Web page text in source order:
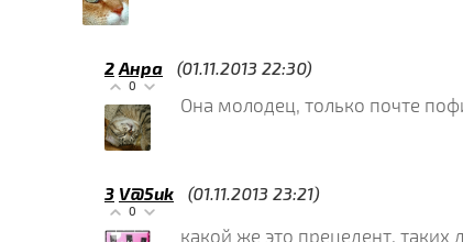
2 Анра (01.11.2013 22:30)
0
Она молодец, только почте
3 V@5uk (01.11.2013 23:21)
0
какой же это прецедент, таких